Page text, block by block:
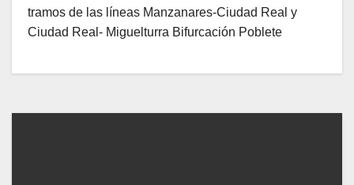
tramos de las líneas Manzanares-Ciudad Real y
Ciudad Real- Miguelturra Bifurcación Poblete